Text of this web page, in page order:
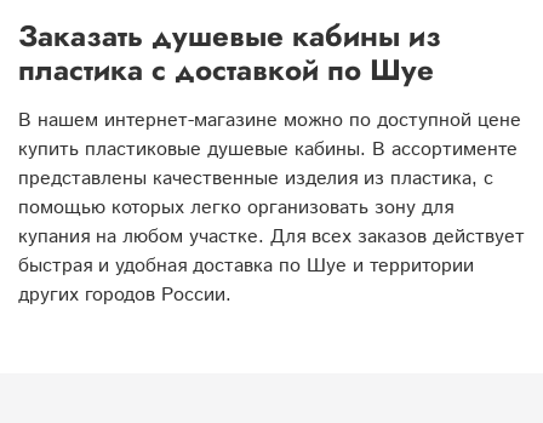
Заказать душевые кабины из
пластика с доставкой по Шуе
В нашем интернет-магазине можно по доступной цене
купить пластиковые душевые кабины. В ассортименте
представлены качественные изделия из пластика, с
помощью которых легко организовать зону для
купания на любом участке. Для всех заказов действует
быстрая и удобная доставка по Шуе и территории
других городов России.